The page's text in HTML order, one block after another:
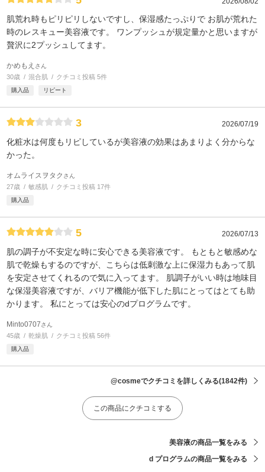
肌荒れ時もピリピリしないですし、保湿感たっぷりで お肌が荒れた
時のレスキュー美容液です。 ワンプッシュが規定量かと思いますが
贅沢に2プッシュしてます。
かめもえ さん
30歳 混合肌 クチコミ投稿 5件
購入品 リピート
3 2026/07/19
化粧水は何度もリピしているが美容液の効果はあまりよく分からな
かった。
オムライスヲタク さん
27歳 敏感肌 クチコミ投稿 17件
購入品
5 2026/07/13
肌の調子が不安定な時に安心できる美容液です。 もともと敏感めな
肌で乾燥もするのですが、こちらは低刺激な上に保湿力もあって肌
を安定させてくれるので気に入ってます。 肌調子がいい時は地味目
な保湿美容液ですが、バリア機能が低下した肌にとってはとても助
かります。 私にとっては安心のdプログラムです。
Minto0707さん
45歳 乾燥肌 クチコミ投稿 56件
購入品
@cosmeでクチコミを詳しくみる(1842件)
この商品にクチコミする
美容液の商品一覧をみる
d プログラムの商品一覧をみる